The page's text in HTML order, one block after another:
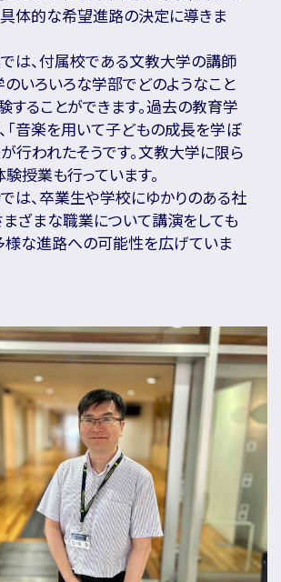
具体的な希望進路の決定に導きま
は、付属校である文教大学の講師
のいろいろな学部でどのようなこと
することができます。過去の教育学
「音楽を用いて子どもの成長を学ぼ
が行われたそうです。文教大学に限ら
授業も行っています。
は、卒業生や学校にゆかりのある社
まざまな職業について講演をしても
様な進路への可能性を広げていま